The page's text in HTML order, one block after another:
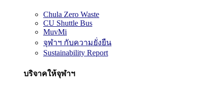
Chula Zero Waste
CU Shuttle Bus
MuvMi
จุฬาฯ กับความยั่งยืน
Sustainability Report
บริจาคให้จุฬาฯ